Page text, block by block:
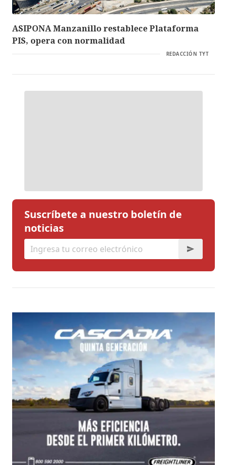
ASIPONA Manzanillo restablece Plataforma
PIS, opera con normalidad
REDACCIÓN TYT
Suscríbete a nuestro boletín de
noticias